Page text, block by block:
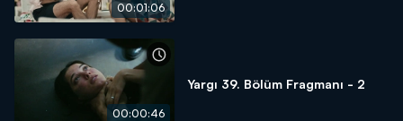
00:01:06
00:00:46
Yargı 39. Bölüm Fragmanı - 2